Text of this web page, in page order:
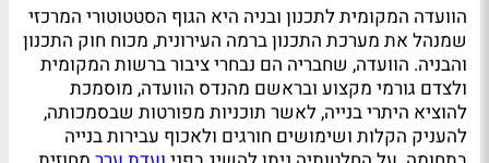
הוועדה המקומית לתכנון ובניה היא הגוף הסטטוטורי המרכזי
שמנהל את מערכת התכנון ברמה העירונית, מכוח חוק התכנון
והבניה. הוועדה, שחבריה הם נבחרי ציבור ברשות המקומית
ולצדם גורמי מקצוע ובראשם מהנדס הוועדה, מוסמכת
להוציא היתרי בנייה, לאשר תוכניות מפורטות שבסמכותה,
להעניק הקלות ושימושים חורגים ולאכוף עבירות בנייה